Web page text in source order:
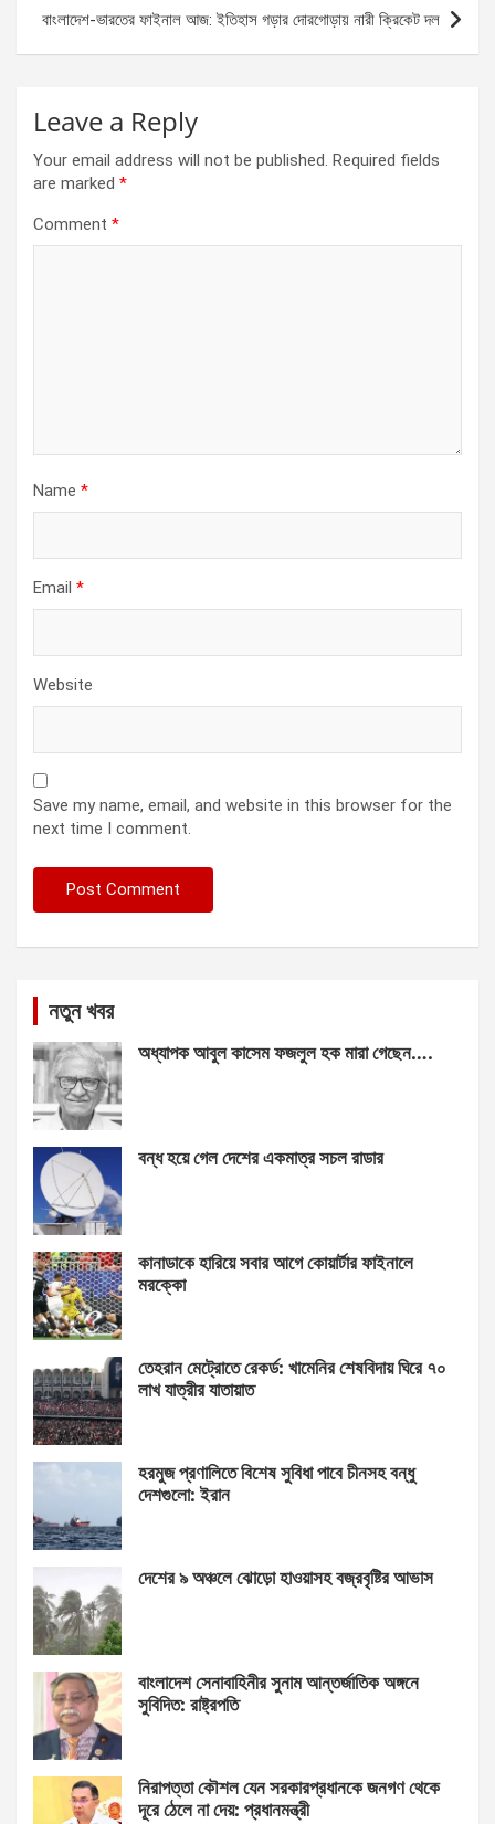
k
p
বাংলাদেশ-ভারতের ফাইনাল আজ: ইতিহাস গড়ার দোরগোড়ায় নারী ক্রিকেট দল
Leave a Reply
Your email address will not be published. Required fields
are marked *
Comment *
Name *
Email *
Website
Save my name, email, and website in this browser for the
next time I comment.
নতুন খবর
অধ্যাপক আবুল কাসেম ফজলুল হক মারা গেছেন….
বন্ধ হয়ে গেল দেশের একমাত্র সচল রাডার
কানাডাকে হারিয়ে সবার আগে কোয়ার্টার ফাইনালে
মরক্কো
তেহরান মেট্রোতে রেকর্ড: খামেনির শেষবিদায় ঘিরে ৭০
লাখ যাত্রীর যাতায়াত
হরমুজ প্রণালিতে বিশেষ সুবিধা পাবে চীনসহ বন্ধু
দেশগুলো: ইরান
দেশের ৯ অঞ্চলে ঝোড়ো হাওয়াসহ বজ্রবৃষ্টির আভাস
বাংলাদেশ সেনাবাহিনীর সুনাম আন্তর্জাতিক অঙ্গনে
সুবিদিত: রাষ্ট্রপতি
নিরাপত্তা কৌশল যেন সরকারপ্রধানকে জনগণ থেকে
দূরে ঠেলে না দেয়: প্রধানমন্ত্রী